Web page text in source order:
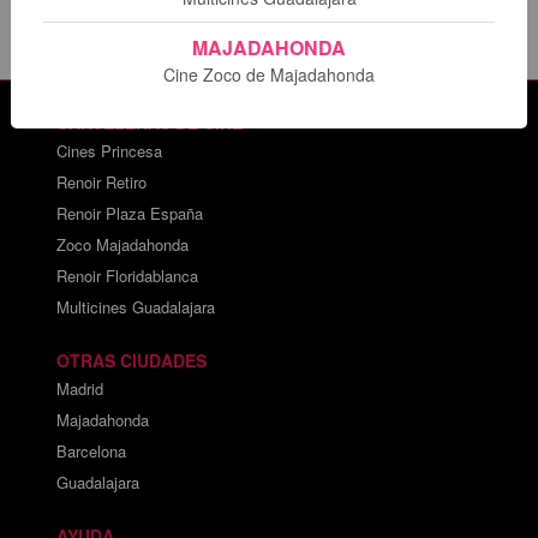
CARTELERAS DE CINE
Cines Princesa
Renoir Retiro
Renoir Plaza España
Zoco Majadahonda
Renoir Floridablanca
Multicines Guadalajara
OTRAS CIUDADES
Madrid
Majadahonda
Barcelona
Guadalajara
MAJADAHONDA
Cine Zoco de Majadahonda